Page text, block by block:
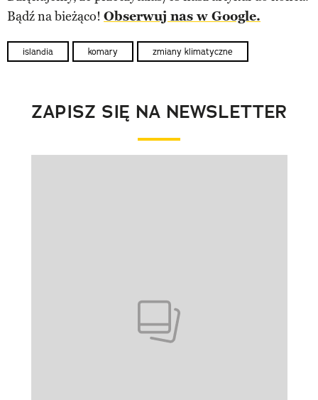
Bądź na bieżąco! Obserwuj nas w Google.
islandia komary zmiany klimatyczne
ZAPISZ SIĘ NA NEWSLETTER